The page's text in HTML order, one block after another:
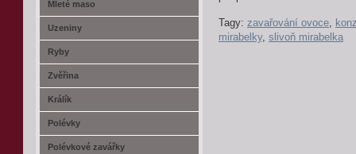
Tagy: zavařování ovoce,
mirabelky, slivoň mirabelka
Mleté maso
Uzeniny
Ryby
Zvěřina
Králík
Polévky
Polévkové zavářky